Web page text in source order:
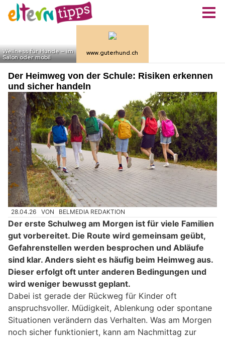
Der Heimweg von der Schule: Risiken erkennen
und sicher handeln
28.04.26 VON BELMEDIA REDAKTION
Der erste Schulweg am Morgen ist für viele Familien
gut vorbereitet. Die Route wird gemeinsam geübt,
Gefahrenstellen werden besprochen und Abläufe
sind klar. Anders sieht es häufig beim Heimweg aus.
Dieser erfolgt oft unter anderen Bedingungen und
wird weniger bewusst geplant.
Dabei ist gerade der Rückweg für Kinder oft
anspruchsvoller. Müdigkeit, Ablenkung oder spontane
Situationen verändern das Verhalten. Was am Morgen
noch sicher funktioniert, kann am Nachmittag zur